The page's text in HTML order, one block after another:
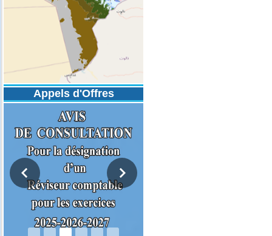
Appels d'Offres
DESIGNATION D’UN REVISEUR
COMPTABLE POUR LES
EXERCICES 2025-2026-2027